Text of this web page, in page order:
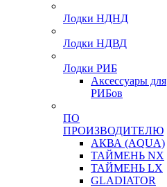
Лодки НДНД
Лодки НДВД
Лодки РИБ
Аксессуары для
РИБов
ПО
ПРОИЗВОДИТЕЛЮ
АКВА (AQUA)
ТАЙМЕНЬ NX
ТАЙМЕНЬ LX
GLADIATOR